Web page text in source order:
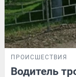
ПРОИСШЕСТВИЯ
Водитель